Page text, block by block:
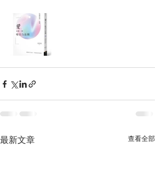
最新文章 查看全部